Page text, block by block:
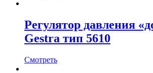
Регулятор давления
Gestra тип 5610
Смотреть